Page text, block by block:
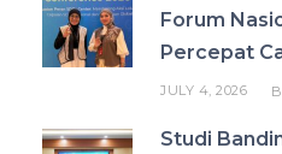
Forum
Percepat
JULY 4, 2026
Studi